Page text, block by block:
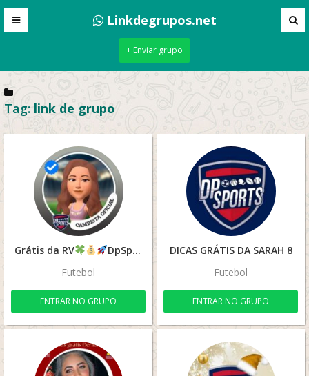
Linkdegrupos.net
+ Enviar grupo
Tag: link de grupo
Grátis da RV
DpSports
Futebol
ENTRAR NO GRUPO
DICAS GRÁTIS DA SARAH 8
Futebol
ENTRAR NO GRUPO